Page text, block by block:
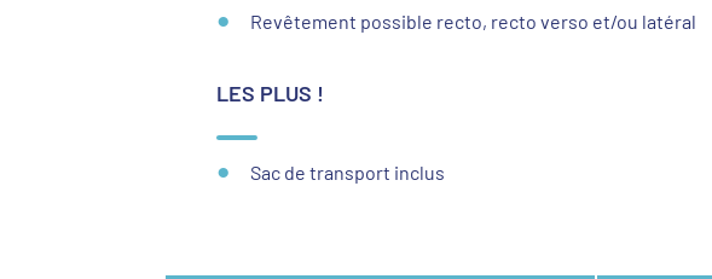
Revêtement possible recto, recto verso et/ou latéral
LES PLUS !
Sac de transport inclus